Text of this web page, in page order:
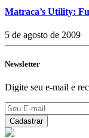
Matraca’s Utility:
5 de agosto de 2009
Newsletter
Digite seu e-mail e